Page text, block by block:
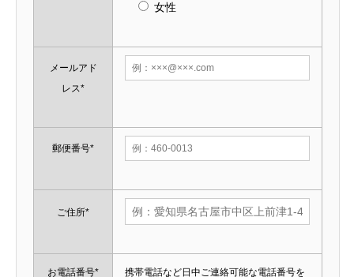
女性
メールアド
レス*
郵便番号*
ご住所*
お電話番号*
携帯電話など日中ご連絡可能な電話番号を